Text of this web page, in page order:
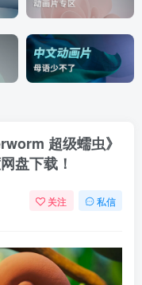
超级蠕虫》
盘下载！
关注 私信